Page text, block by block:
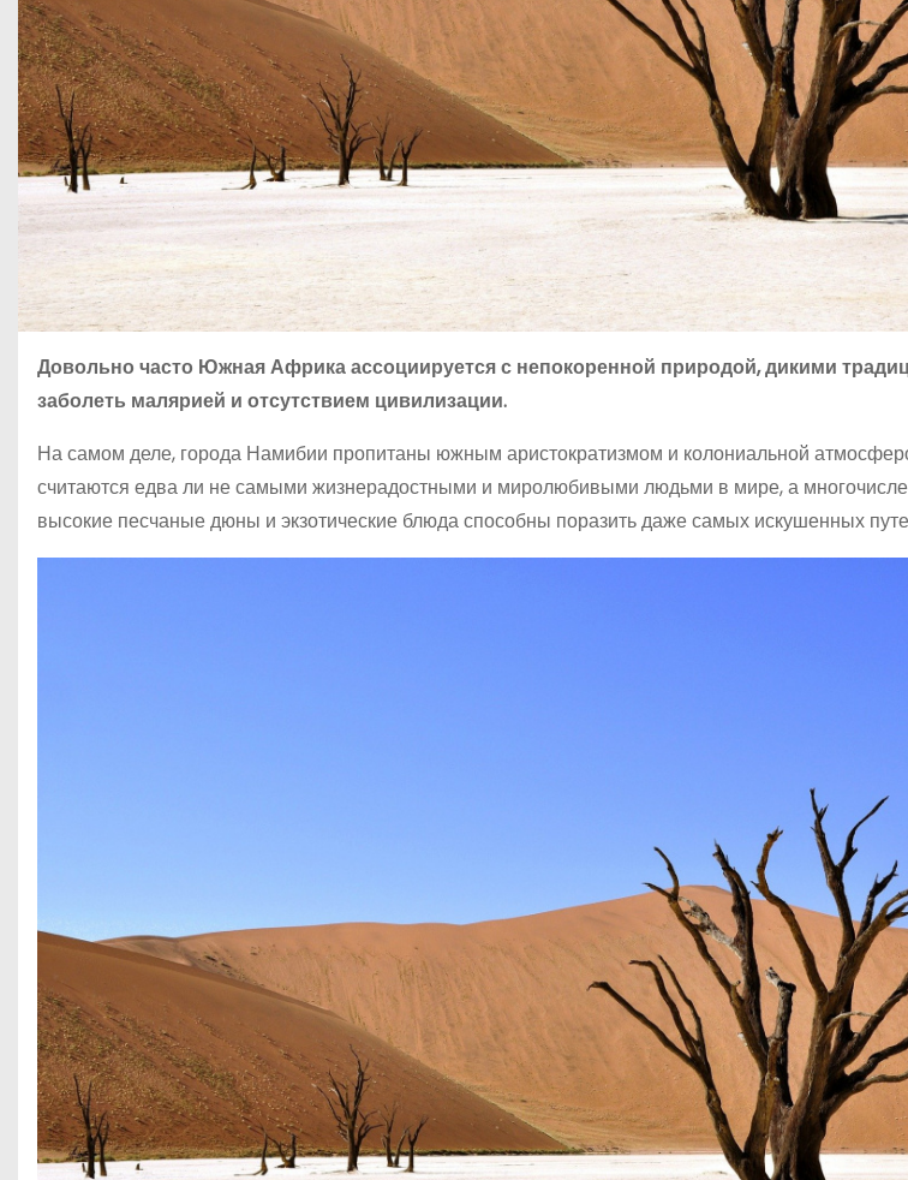
Довольно часто Южная Африка ассоциируется с непокоренной природой, дикими
заболеть малярией и отсутствием цивилизации.
На самом деле, города Намибии пропитаны южным аристократизмом и колониальной
считаются едва ли не самыми жизнерадостными и миролюбивыми людьми в мире, а
высокие песчаные дюны и экзотические блюда способны поразить даже самых искушенных